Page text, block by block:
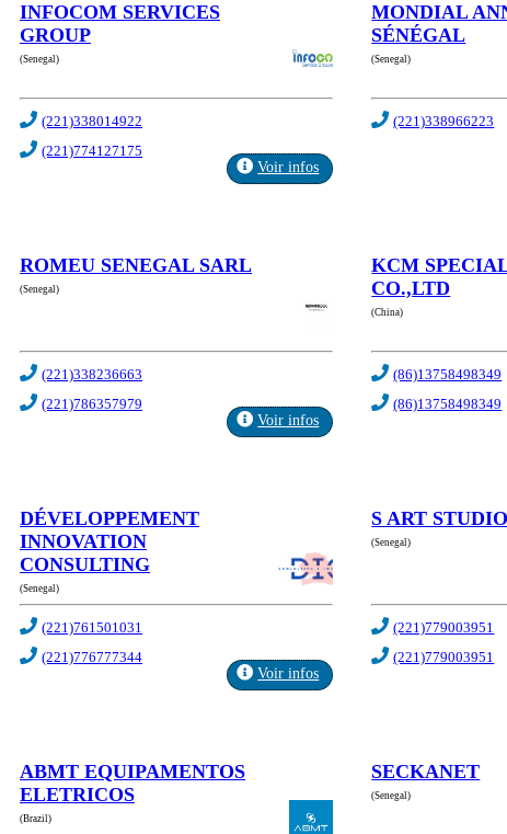
INFOCOM SERVICES
GROUP
(Senegal)
(221)338014922
(221)774127175
Voir infos
MONDIAL
SÉNÉGAL
(Senegal)
(221)338966223
ROMEU SENEGAL SARL
(Senegal)
(221)338236663
(221)786357979
Voir infos
KCM
CO.,LTD
(China)
(86)13758498349
(86)13758498349
DÉVELOPPEMENT
INNOVATION
CONSULTING
(Senegal)
(221)761501031
(221)776777344
Voir infos
S ART STUDIO
(Senegal)
(221)779003951
(221)779003951
ABMT EQUIPAMENTOS
ELETRICOS
(Brazil)
SECKANET
(Senegal)